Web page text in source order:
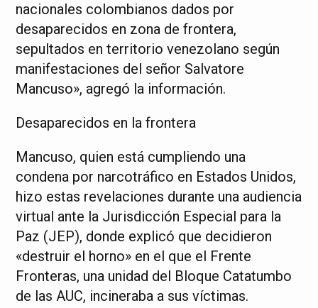
nacionales colombianos dados por
desaparecidos en zona de frontera,
sepultados en territorio venezolano según
manifestaciones del señor Salvatore
Mancuso», agregó la información.
Desaparecidos en la frontera
Mancuso, quien está cumpliendo una
condena por narcotráfico en Estados Unidos,
hizo estas revelaciones durante una audiencia
virtual ante la Jurisdicción Especial para la
Paz (JEP), donde explicó que decidieron
«destruir el horno» en el que el Frente
Fronteras, una unidad del Bloque Catatumbo
de las AUC, incineraba a sus víctimas.